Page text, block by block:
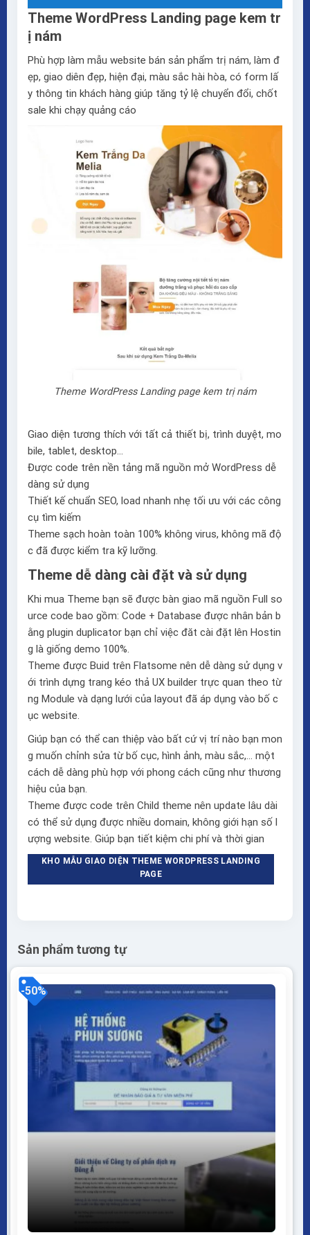
Theme WordPress Landing page kem tr
ị nám
Phù hợp làm mẫu website bán sản phẩm trị nám, làm đ
ẹp, giao diên đẹp, hiện đại, màu sắc hài hòa, có form lấ
y thông tin khách hàng giúp tăng tỷ lệ chuyển đổi, chốt
sale khi chạy quảng cáo
Theme WordPress Landing page kem trị nám
Giao diện tương thích với tất cả thiết bị, trình duyệt, mo
bile, tablet, desktop…
Được code trên nền tảng mã nguồn mở WordPress dễ
dàng sử dụng
Thiết kế chuẩn SEO, load nhanh nhẹ tối ưu với các công
cụ tìm kiếm
Theme sạch hoàn toàn 100% không virus, không mã độ
c đã được kiểm tra kỹ lưỡng.
Theme dễ dàng cài đặt và sử dụng
Khi mua Theme bạn sẽ được bàn giao mã nguồn Full so
urce code bao gồm: Code + Database được nhân bản b
ằng plugin duplicator bạn chỉ việc đăt cài đặt lên Hostin
g là giống demo 100%.
Theme được Buid trên Flatsome nên dễ dàng sử dụng v
ới trình dựng trang kéo thả UX builder trực quan theo từ
ng Module và dạng lưới của layout đã áp dụng vào bố c
ục website.
Giúp bạn có thể can thiệp vào bất cứ vị trí nào bạn mon
g muốn chỉnh sửa từ bố cục, hình ảnh, màu sắc,… một
cách dễ dàng phù hợp với phong cách cũng như thương
hiệu của bạn.
Theme được code trên Child theme nên update lâu dài
có thể sử dụng được nhiều domain, không giới hạn số l
ượng website. Giúp bạn tiết kiệm chi phí và thời gian
KHO MẪU GIAO DIỆN THEME WORDPRESS LANDING
PAGE
Sản phẩm tương tự
-50%